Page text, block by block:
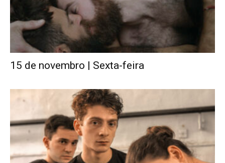
15 de novembro | Sexta-feira